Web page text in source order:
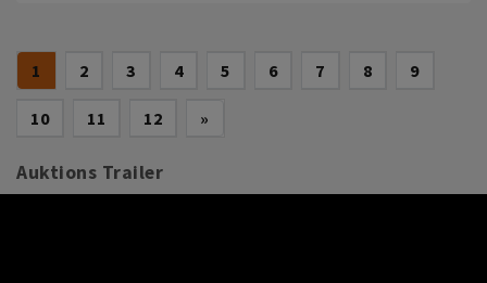
1 (current)
2 3 4 5 6 7 8 9
10 11 12 »
Auktions Trailer